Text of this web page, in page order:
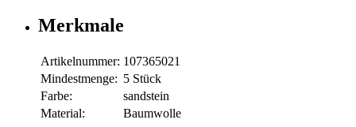
Merkmale
Artikelnummer: 107365021
Mindestmenge: 5 Stück
Farbe:
sandstein
Material:
Baumwolle